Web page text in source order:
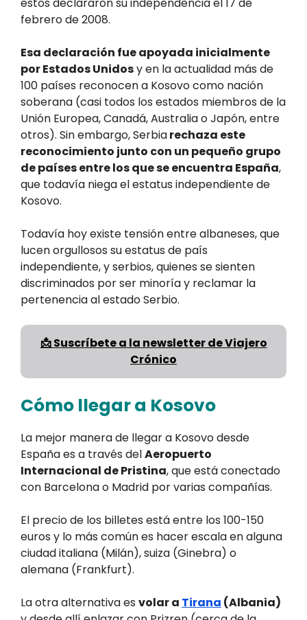
febrero de 2008.
Esa declaración fue apoyada inicialmente
por Estados Unidosy en la actualidad más de
100 países reconocen a Kosovo como nación
soberana (casi todos los estados miembros de la
Unión Europea, Canadá, Australia o Japón, entre
otros). Sin embargo, Serbiarechaza este
reconocimiento junto con un pequeño grupo
de países entre los que se encuentra España,
que todavía niega el estatus independiente de
Kosovo.
Todavía hoy existe tensión entre albaneses, que
lucen orgullosos su estatus de país
independiente, y serbios, quienes se sienten
discriminados por ser minoría y reclamar la
pertenencia al estado Serbio.
📩 Suscríbete a la newsletter de Viajero
Crónico
Cómo llegar a Kosovo
La mejor manera de llegar a Kosovo desde
España es a través delAeropuerto
Internacional de Pristina, que está conectado
con Barcelona o Madrid por varias compañías.
El precio de los billetes está entre los 100-150
euros y lo más común es hacer escala en alguna
ciudad italiana (Milán), suiza (Ginebra) o
alemana (Frankfurt).
La otra alternativa es volar a Tirana (Albania)